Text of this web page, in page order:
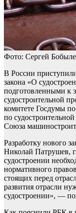
Фото: Сергей
В России приступили
закона «О
подготовленными к
судостроительной
комитете Госдумы
по
Союза
Разработку нового
Николай Патрушев,
судостроении
нормативного
стоящих перед
развития отрасли
судостроении», —